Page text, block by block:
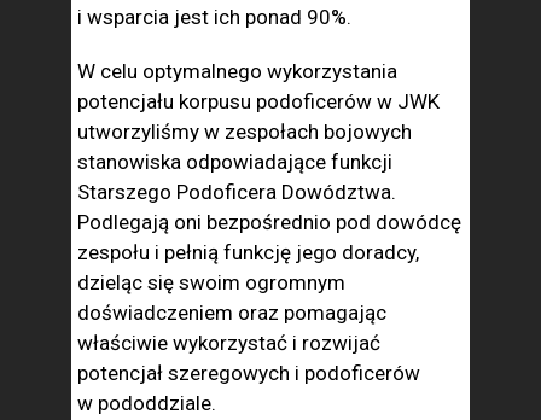
i wsparcia jest ich ponad 90%.
W celu optymalnego wykorzystania
potencjału korpusu podoficerów w JWK
utworzyliśmy w zespołach bojowych
stanowiska odpowiadające funkcji
Starszego Podoficera Dowództwa.
Podlegają oni bezpośrednio pod dowódcę
zespołu i pełnią funkcję jego doradcy,
dzieląc się swoim ogromnym
doświadczeniem oraz pomagając
właściwie wykorzystać i rozwijać
potencjał szeregowych i podoficerów
w pododdziale.